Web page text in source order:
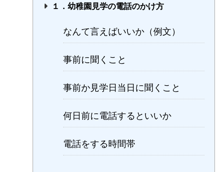
１．幼稚園見学の電話のかけ方
なんて言えばいいか（例文）
事前に聞くこと
事前か見学日当日に聞くこと
何日前に電話するといいか
電話をする時間帯